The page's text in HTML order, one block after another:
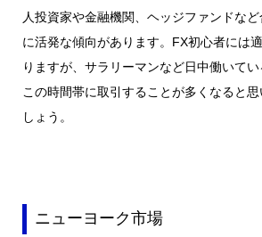
人投資家や金融機関、ヘッジファンドな
に活発な傾向があります。FX初心者には
りますが、サラリーマンなど日中働いてい
この時間帯に取引することが多くなると
しょう。
ニューヨーク市場